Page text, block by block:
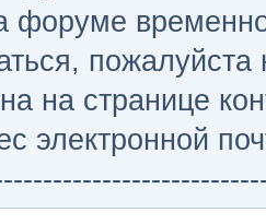
форуме
на странице
электронной